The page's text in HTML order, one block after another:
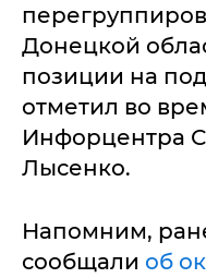
Донецкой
позиции на
отметил во
Инфорцентра
Лысенко.
Напомним,
сообщали об